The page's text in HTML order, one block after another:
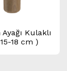
Kulaklı
18 cm )